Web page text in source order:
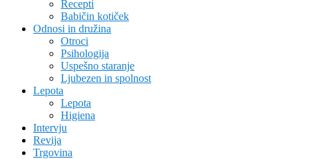
Recepti
Babičin kotiček
Odnosi in družina
Otroci
Psihologija
Uspešno staranje
Ljubezen in spolnost
Lepota
Lepota
Higiena
Intervju
Revija
Trgovina